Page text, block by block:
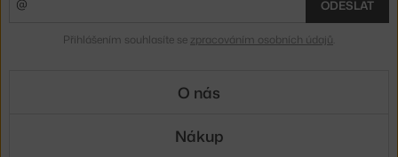
ODESLAT
Přihlášením souhlasíte se zpracováním osobních údajů
O nás
Nákup